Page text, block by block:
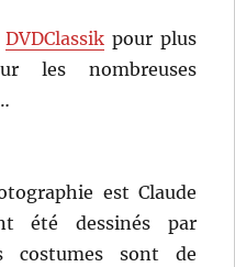
DVDClassik pour plus
les nombreuses
est Claude
été dessinés par
costumes sont de